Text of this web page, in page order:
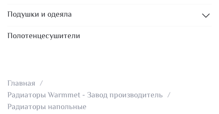
Главная
Радиаторы Warmmet - Завод производитель
Радиаторы напольные
Подушки и одеяла
Полотенцесушители